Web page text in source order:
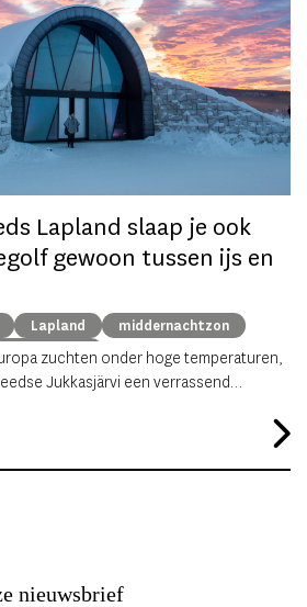
Lapland slaap je ook
gewoon tussen ijs en
Lapland
middernachtzon
reizen
zuchten onder hoge temperaturen,
Jukkasjärvi een verrassend
gasten zelfs midden in de zomer
nieuwsbrief